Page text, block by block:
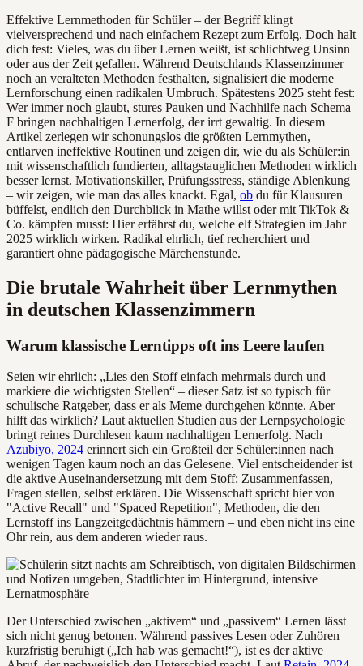
Effektive Lernmethoden für Schüler – der Begriff klingt
vielversprechend und nach einfachem Rezept zum Erfolg. Doch halt
dich fest: Vieles, was du über Lernen weißt, ist schlichtweg Unsinn
oder aus der Zeit gefallen. Während Deutschlands Klassenzimmer
noch an veralteten Methoden festhalten, signalisiert die moderne
Lernforschung einen radikalen Umbruch. Spätestens 2025 steht fest:
Wer immer noch glaubt, stures Pauken und Nachhilfe nach Schema
F bringen nachhaltigen Lernerfolg, der irrt gewaltig. In diesem
Artikel zerlegen wir schonungslos die größten Lernmythen,
entlarven ineffektive Routinen und zeigen dir, wie du als Schüler:in
mit wissenschaftlich fundierten, alltagstauglichen Methoden wirklich
besser lernst. Motivationskiller, Prüfungsstress, ständige Ablenkung
– wir zeigen, wie man das alles knackt. Egal, ob du für Klausuren
büffelst, endlich den Durchblick in Mathe willst oder mit TikTok &
Co. kämpfen musst: Hier erfährst du, welche elf Strategien im Jahr
2025 wirklich wirken. Radikal ehrlich, tief recherchiert und
garantiert ohne pädagogische Märchenstunde.
Die brutale Wahrheit über Lernmythen
in deutschen Klassenzimmern
Warum klassische Lerntipps oft ins Leere laufen
Seien wir ehrlich: „Lies den Stoff einfach mehrmals durch und
markiere die wichtigsten Stellen“ – dieser Satz ist so typisch für
schulische Ratgeber, dass er als Meme durchgehen könnte. Aber
hilft das wirklich? Laut aktuellen Studien aus der Lernpsychologie
bringt reines Durchlesen kaum nachhaltigen Lernerfolg. Nach
Azubiyo, 2024 erinnert sich ein Großteil der Schüler:innen nach
wenigen Tagen kaum noch an das Gelesene. Viel entscheidender ist
die aktive Auseinandersetzung mit dem Stoff: Zusammenfassen,
Fragen stellen, selbst erklären. Die Wissenschaft spricht hier von
"Active Recall" und "Spaced Repetition", Methoden, die den
Lernstoff ins Langzeitgedächtnis hämmern – und eben nicht ins eine
Ohr rein, aus dem anderen wieder raus.
Der Unterschied zwischen „aktivem“ und „passivem“ Lernen lässt
sich nicht genug betonen. Während passives Lesen oder Zuhören
kurzfristig beruhigt („Ich hab was gemacht!“), ist es der aktive